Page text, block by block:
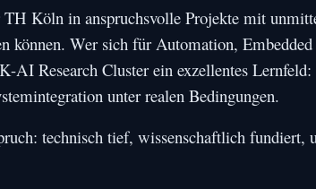
Köln in anspruchsvolle Projekte mit
können. Wer sich für Automation,
Research Cluster ein exzellentes
unter realen Bedingungen.
technisch tief, wissenschaftlich fundiert,